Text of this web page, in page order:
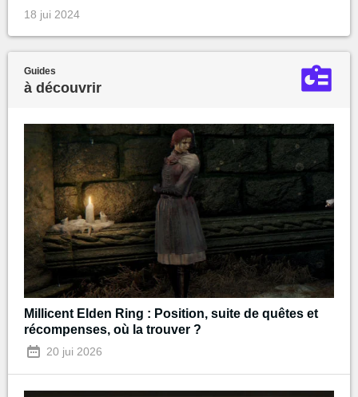
18 jui 2024
Guides
à découvrir
Millicent Elden Ring : Position, suite de quêtes et
récompenses, où la trouver ?
20 jui 2026